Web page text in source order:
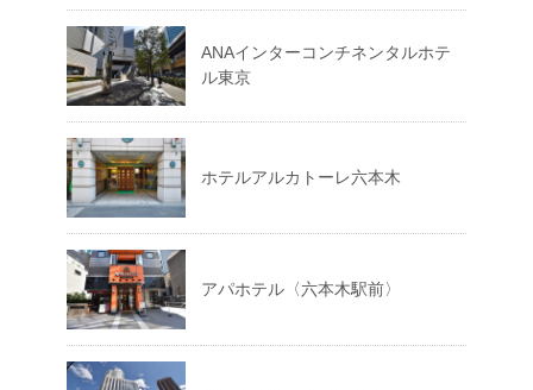
ANAインターコンチネンタルホテ
ル東京
ホテルアルカトーレ六本木
アパホテル〈六本木駅前〉